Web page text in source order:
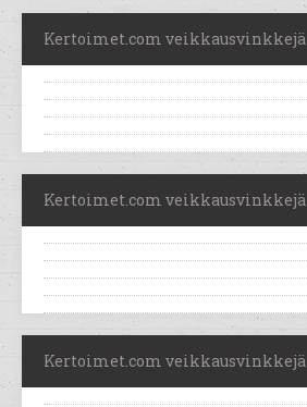
Kertoimet.com veikkausvinkkejä
Kertoimet.com veikkausvinkkejä
Kertoimet.com veikkausvinkkejä